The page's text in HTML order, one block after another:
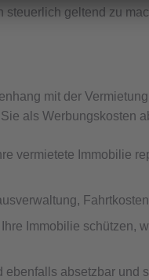
geltend zu
mit der
als Werbungskosten
vermietete Immobilie
Ihre Immobilie schützen,
absetzbar und